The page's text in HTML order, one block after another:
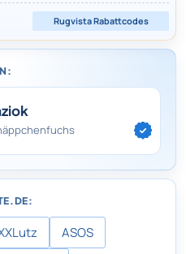
ASOS
RugvistaRabattcodes